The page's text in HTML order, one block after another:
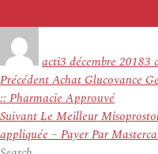
actile
3 décembre 20183
Navigation
de
l’article
PrécédentArticle
précédent :
Achat Glucovance
:: Pharmacie Approuvé
SuivantArticle
suivant :
Le Meilleur
appliquée – Payer Par